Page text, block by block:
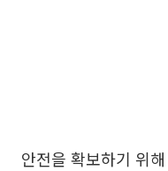
안전을 확보하기 위